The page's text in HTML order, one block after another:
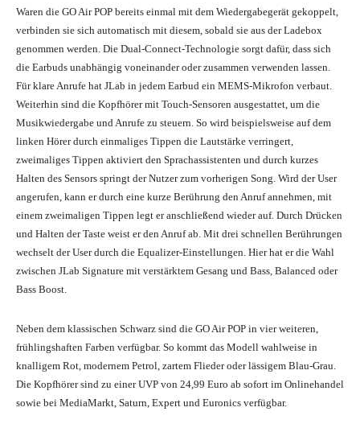
Waren die GO Air POP bereits einmal mit dem Wiedergabegerät gekoppelt,
verbinden sie sich automatisch mit diesem, sobald sie aus der Ladebox
genommen werden. Die Dual-Connect-Technologie sorgt dafür, dass sich
die Earbuds unabhängig voneinander oder zusammen verwenden lassen.
Für klare Anrufe hat JLab in jedem Earbud ein MEMS-Mikrofon verbaut.
Weiterhin sind die Kopfhörer mit Touch-Sensoren ausgestattet, um die
Musikwiedergabe und Anrufe zu steuern. So wird beispielsweise auf dem
linken Hörer durch einmaliges Tippen die Lautstärke verringert,
zweimaliges Tippen aktiviert den Sprachassistenten und durch kurzes
Halten des Sensors springt der Nutzer zum vorherigen Song. Wird der User
angerufen, kann er durch eine kurze Berührung den Anruf annehmen, mit
einem zweimaligen Tippen legt er anschließend wieder auf. Durch Drücken
und Halten der Taste weist er den Anruf ab. Mit drei schnellen Berührungen
wechselt der User durch die Equalizer-Einstellungen. Hier hat er die Wahl
zwischen JLab Signature mit verstärktem Gesang und Bass, Balanced oder
Bass Boost.
Neben dem klassischen Schwarz sind die GO Air POP in vier weiteren,
frühlingshaften Farben verfügbar. So kommt das Modell wahlweise in
knalligem Rot, modernem Petrol, zartem Flieder oder lässigem Blau-Grau.
Die Kopfhörer sind zu einer UVP von 24,99 Euro ab sofort im Onlinehandel
sowie bei MediaMarkt, Saturn, Expert und Euronics verfügbar.